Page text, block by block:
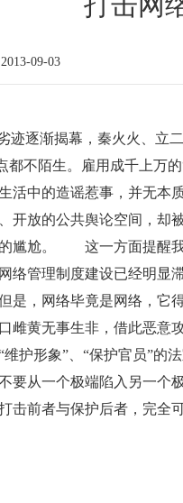
09-03
迹逐渐揭幕，秦火火、
都不陌生。雇用成千上万
中的造谣惹事，并无本
开放的公共舆论空间，却
尴尬。 这一方面提醒
络管理制度建设已经明
网络毕竟是网络，它
雌黄无事生非，借此恶
维护形象”、“保护官员”
要从一个极端陷入另一
击前者与保护后者，完全